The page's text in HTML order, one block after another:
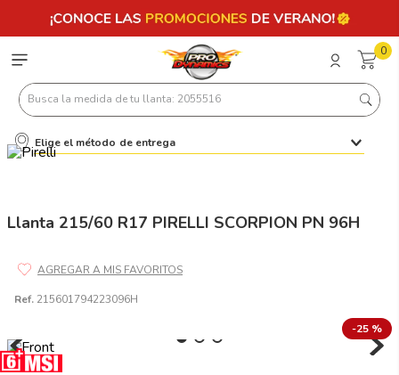
0
Busca la medida de tu llanta: 2055516
Elige el método de entrega
Llanta 215/60 R17 PIRELLI SCORPION PN 96H
Ref. 215601794223096H
-25 %
Términos más buscados
6 205